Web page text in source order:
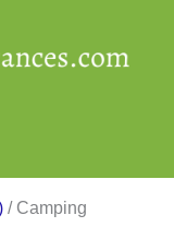
/ Camping